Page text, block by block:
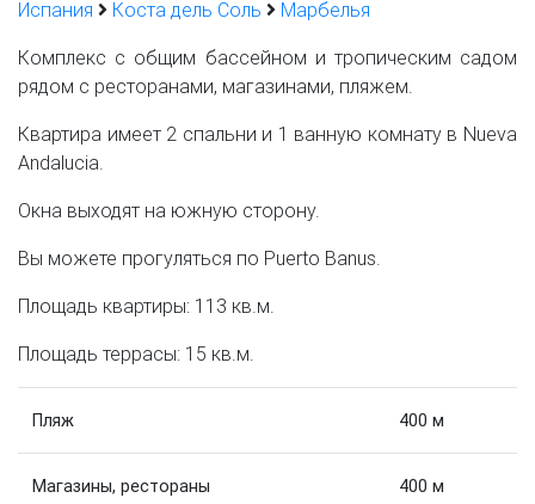
Испания Коста дель Соль
Марбелья
Комплекс с общим бассейном и тропическим садом
рядом с ресторанами, магазинами, пляжем.
Квартира имеет 2 спальни и 1 ванную комнату в Nueva
Andalucia.
Окна выходят на южную сторону.
Вы можете прогуляться по Puerto Banus.
Площадь квартиры: 113 кв.м.
Площадь террасы: 15 кв.м.
Пляж 400 м
Магазины, рестораны 400 м